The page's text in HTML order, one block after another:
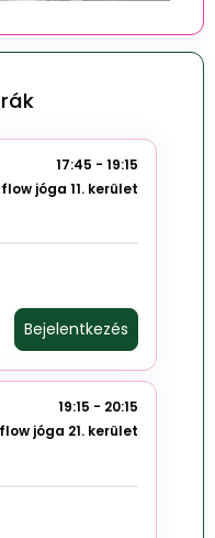
17:45 - 19:15
jóga 11. kerület
Bejelentkezés
19:15 - 20:15
jóga 21. kerület